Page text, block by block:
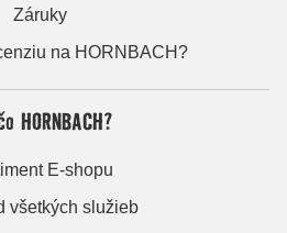
Záruky
na HORNBACH?
HORNBACH?
E-shopu
všetkých služieb